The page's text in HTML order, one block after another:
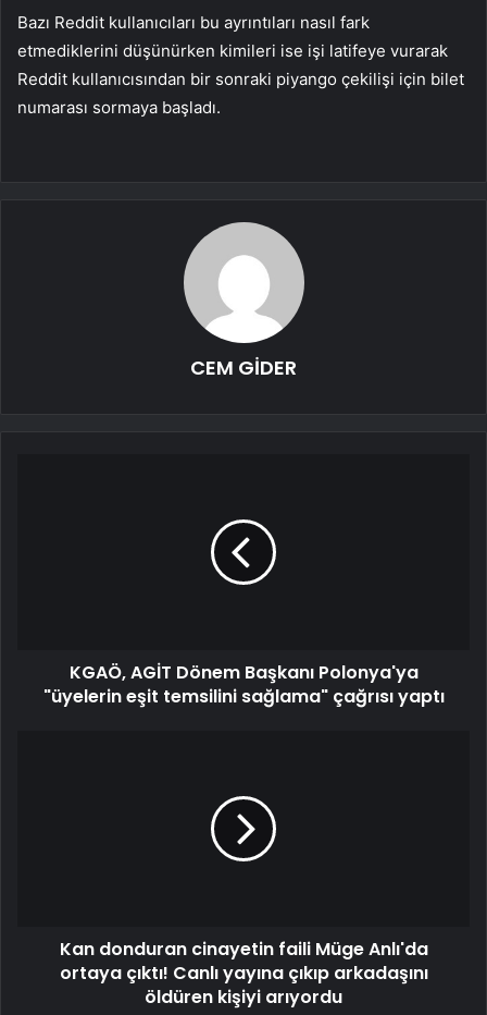
Bazı Reddit kullanıcıları bu ayrıntıları nasıl fark
etmediklerini düşünürken kimileri ise işi latifeye vurarak
Reddit kullanıcısından bir sonraki piyango çekilişi için bilet
numarası sormaya başladı.
CEM GİDER
KGAÖ, AGİT Dönem Başkanı Polonya'ya
"üyelerin eşit temsilini sağlama" çağrısı yaptı
Kan donduran cinayetin faili Müge Anlı'da
ortaya çıktı! Canlı yayına çıkıp arkadaşını
öldüren kişiyi arıyordu